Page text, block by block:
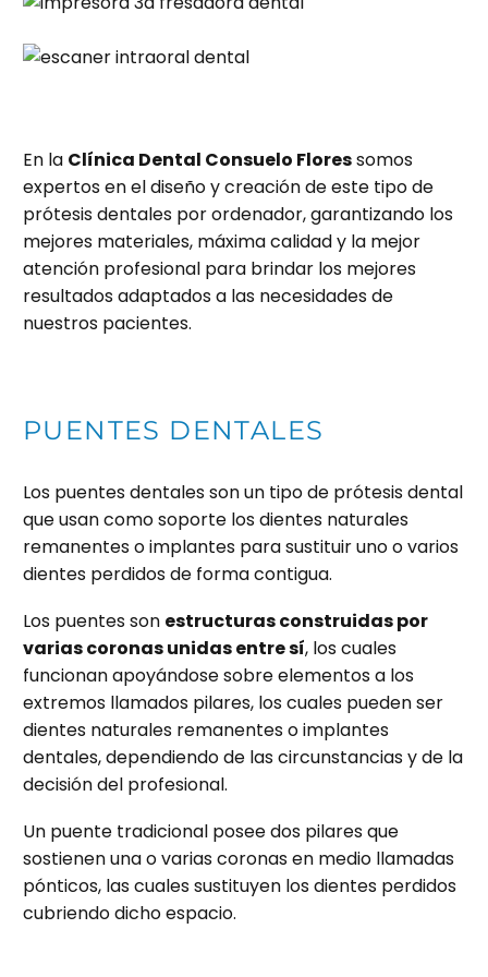
En la Clínica Dental Consuelo Floressomos
expertos en el diseño y creación de este tipo de
prótesis dentales por ordenador, garantizando los
mejores materiales, máxima calidad y la mejor
atención profesional para brindar los mejores
resultados adaptados a las necesidades de
nuestros pacientes.
PUENTES DENTALES
Los puentes dentales son un tipo de prótesis dental
que usan como soporte los dientes naturales
remanentes o implantes para sustituir uno o varios
dientes perdidos de forma contigua.
Los puentes son estructuras construidas por
varias coronas unidas entre sí, los cuales
funcionan apoyándose sobre elementos a los
extremos llamados pilares, los cuales pueden ser
dientes naturales remanentes o implantes
dentales, dependiendo de las circunstancias y de la
decisión del profesional.
Un puente tradicional posee dos pilares que
sostienen una o varias coronas en medio llamadas
pónticos, las cuales sustituyen los dientes perdidos
cubriendo dicho espacio.